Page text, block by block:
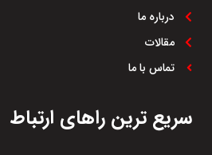
درباره ما
مقالات
تماس با ما
سریع ترین راهای ارتباط